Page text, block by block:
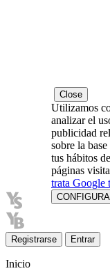
Registrarse Entrar
Inicio
Close
Utilizamos
analizar el
publicidad
sobre la
tus hábitos
páginas
trata Google